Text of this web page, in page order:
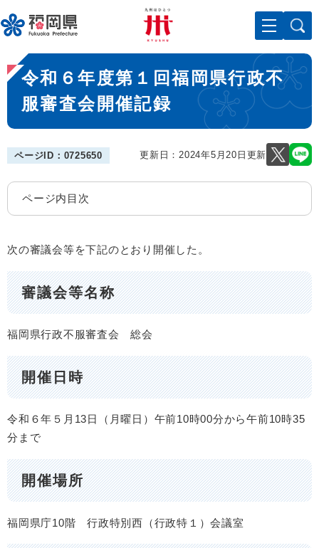
ー
ジ
先
頭
。
メニューを飛ばして本文へ
本
文
令和６年度第１回福岡県行政不
服審査会開催記録
ページID：0725650 更新日：2024年5月20日更新
ページ内目次
次の審議会等を下記のとおり開催した。
審議会等名称
福岡県行政不服審査会 総会
開催日時
令和６年５月13日（月曜日）午前10時00分から午前10時35
分まで
開催場所
福岡県庁10階 行政特別西（行政特１）会議室